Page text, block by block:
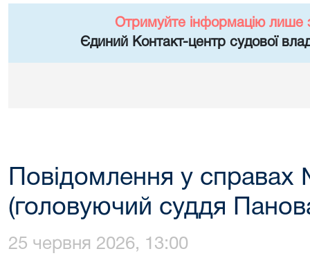
Отримуйте інформацію лише
Єдиний Контакт-центр судової
Повідомлення у
(головуючий суддя
25 червня 2026, 13:00